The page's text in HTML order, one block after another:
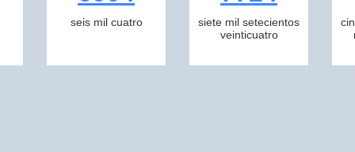
seis mil cuatro
siete mil setecientos
veinticuatro